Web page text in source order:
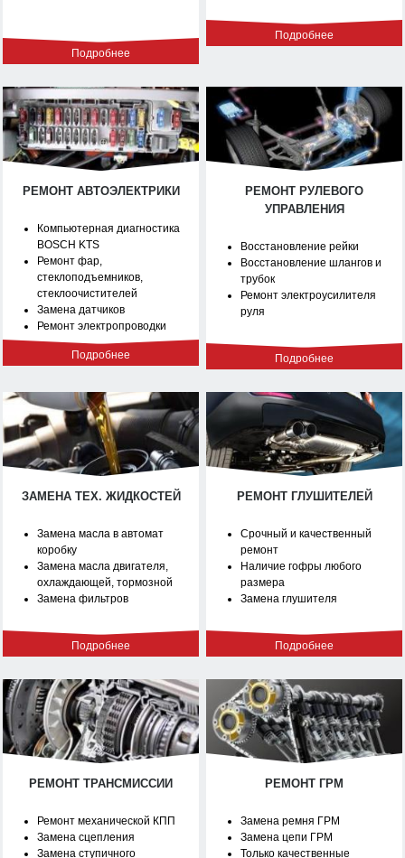
Подробнее
Подробнее
РЕМОНТ АВТОЭЛЕКТРИКИ
Компьютерная диагностика
BOSCH KTS
Ремонт фар,
стеклоподъемников,
стеклоочистителей
Замена датчиков
Ремонт электропроводки
Подробнее
РЕМОНТ РУЛЕВОГО
УПРАВЛЕНИЯ
Восстановление рейки
Восстановление шлангов и
трубок
Ремонт электроусилителя
руля
Подробнее
ЗАМЕНА ТЕХ. ЖИДКОСТЕЙ
Замена масла в автомат
коробку
Замена масла двигателя,
охлаждающей, тормозной
Замена фильтров
Подробнее
РЕМОНТ ГЛУШИТЕЛЕЙ
Срочный и качественный
ремонт
Наличие гофры любого
размера
Замена глушителя
Подробнее
РЕМОНТ ТРАНСМИССИИ
Ремонт механической КПП
Замена сцепления
Замена ступичного
РЕМОНТ ГРМ
Замена ремня ГРМ
Замена цепи ГРМ
Только качественные